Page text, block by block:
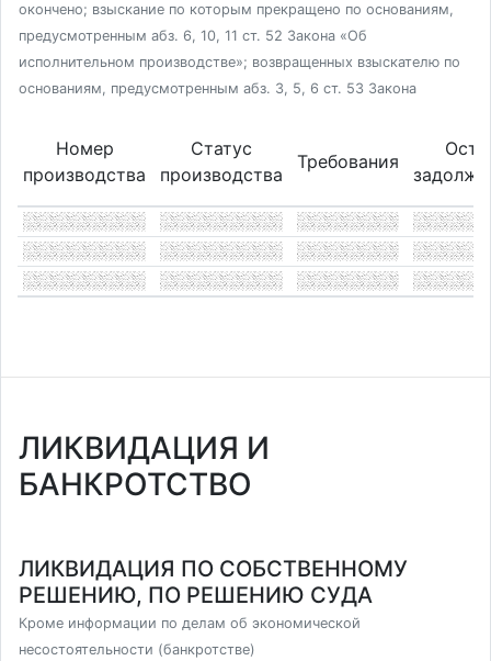
окончено; взыскание по которым прекращено по основаниям,
предусмотренным абз. 6, 10, 11 ст. 52 Закона «Об
исполнительном производстве»; возвращенных взыскателю по
основаниям, предусмотренным абз. 3, 5, 6 ст. 53 Закона
Номер
производства
Статус
производства
Требования
ЛИКВИДАЦИЯ И
БАНКРОТСТВО
ЛИКВИДАЦИЯ ПО СОБСТВЕННОМУ
РЕШЕНИЮ, ПО РЕШЕНИЮ СУДА
Кроме информации по делам об экономической
несостоятельности (банкротстве)